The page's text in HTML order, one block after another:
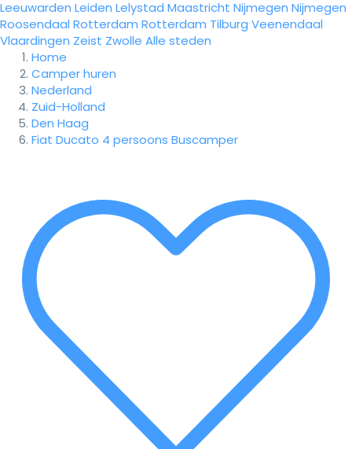
Leeuwarden Leiden Lelystad Maastricht Nijmegen Nijmegen
Roosendaal Rotterdam Rotterdam Tilburg Veenendaal
Vlaardingen Zeist Zwolle Alle steden
Home
Camper huren
Nederland
Zuid-Holland
Den Haag
Fiat Ducato 4 persoons Buscamper